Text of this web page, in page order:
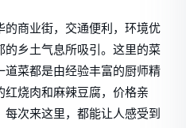
的商业街，交通便利，环境优
的乡土气息所吸引。这里的菜
道菜都是由经验丰富的厨师精
烧肉和麻辣豆腐，价格亲
次来这里，都能让人感受到